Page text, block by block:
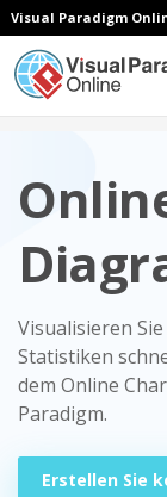
Visual Paradigm
Visualisieren
Statistiken
dem Online
Paradigm.
Erstellen Sie